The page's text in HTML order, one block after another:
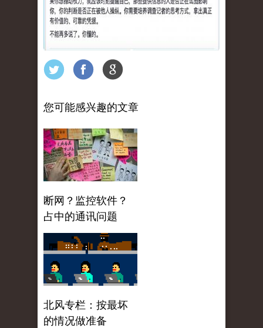
您可能感兴趣的文章
断网？监控软件？
占中的通讯问题
北风专栏：按最坏
的情况做准备